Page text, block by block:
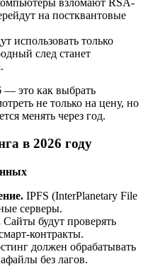
взломают RSA-
на постквантовые
использовать только
след станет
— это как выбрать
не только на цену, но
менять через год.
в 2026 году
IPFS (InterPlanetary File
серверы.
Сайты будут проверять
контракты.
должен обрабатывать
без лагов.